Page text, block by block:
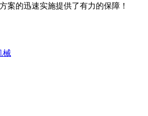
案的迅速实施提供了有力的保障！